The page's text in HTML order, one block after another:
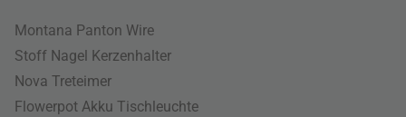
Montana Panton Wire
Stoff Nagel Kerzenhalter
Nova Treteimer
Flowerpot Akku Tischleuchte